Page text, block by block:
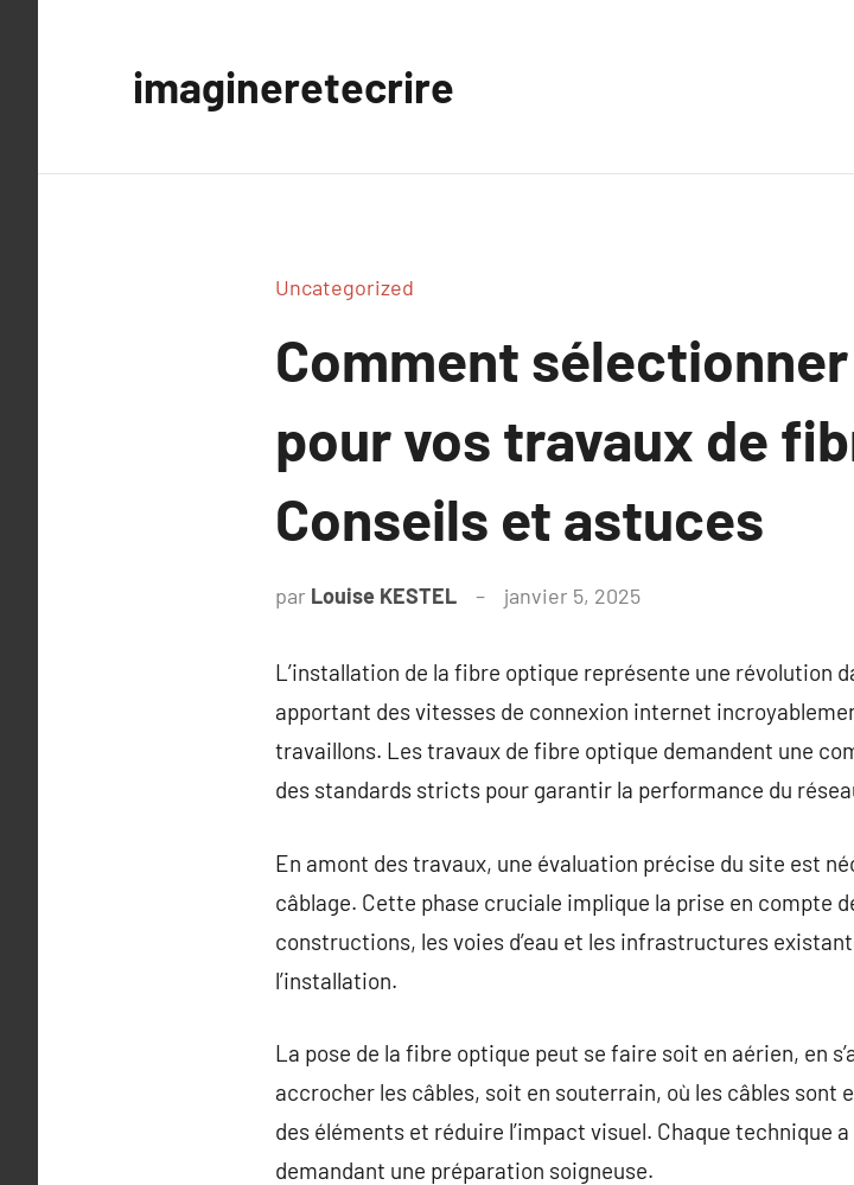
imagineretecrire
Uncategorized
Comment
pour vos travaux de
Conseils et astuces
par Louise KESTEL janvier 5, 2025
L’installation de la fibre optique représente une révolution
apportant des vitesses de connexion internet
travaillons. Les travaux de fibre optique demandent une
des standards stricts pour garantir la performance du
En amont des travaux, une évaluation précise du site est
câblage. Cette phase cruciale implique la prise en compte
constructions, les voies d’eau et les infrastructures
l’installation.
La pose de la fibre optique peut se faire soit en aérien, en
accrocher les câbles, soit en souterrain, où les câbles sont
des éléments et réduire l’impact visuel. Chaque technique
demandant une préparation soigneuse.